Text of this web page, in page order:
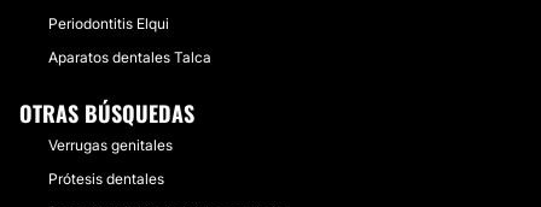
Periodontitis Elqui
Aparatos dentales Talca
OTRAS BÚSQUEDAS
Verrugas genitales
Prótesis dentales